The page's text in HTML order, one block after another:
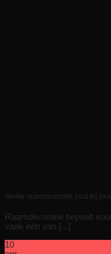
Welke raamdecoratie past bij
Raamdecoratie bepaalt
vaak één van [...]
10